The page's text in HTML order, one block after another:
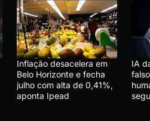
Inflação desacelera em
Belo Horizonte e fecha
julho com alta de 0,41%,
aponta Ipead
IA